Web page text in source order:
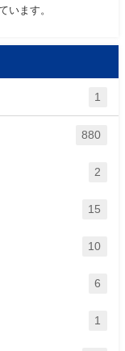
います。
1
880
2
15
10
6
1